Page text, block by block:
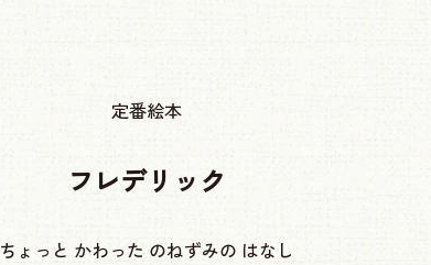
定番絵本
フレデリック
ちょっと かわった のねずみの はなし